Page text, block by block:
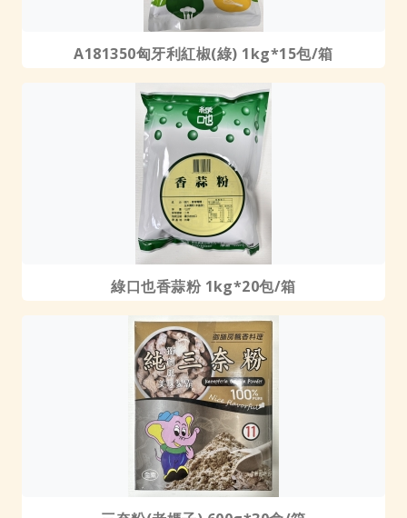
A181350匈牙利紅椒(綠) 1kg*15包/箱
綠口也香蒜粉 1kg*20包/箱